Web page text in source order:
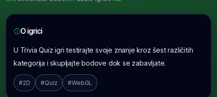
O igrici
U Trivia Quiz igri testirajte svoje znanje kroz šest različitih
kategorija i skupljajte bodove dok se zabavljate.
#2D #Quiz #WebGL